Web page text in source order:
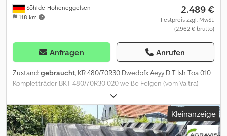
Söhlde-Hoheneggelsen
118 km
2.489 €
Festpreis zzgl. MwSt.
(2.962 € brutto)
Anfragen Anrufen
Zustand:gebraucht, KR 480/70R30 Dwedpfx Aeyy D T Ish Toa 010
Kompletträder BKT 480/70R30 020 weiße Felgen (vom Valtra)
Kleinanzeige